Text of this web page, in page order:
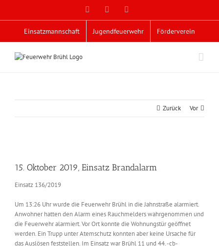
Facebook
Einsatzmannschaft Jugendfeuerwehr Förderverein
Zurück Vor
Bild
15. Oktober 2019, Einsatz Brandalarm
Einsatz 136/2019
Um 13:26 Uhr wurde die Feuerwehr Brühl in die Jahnstraße alarmiert.
Anwohner hatten den Alarm eines Rauchmelders wahrgenommen und
die Feuerwehr alarmiert. Vor Ort konnte die Wohnungstür geöffnet
werden. Ein Trupp unter Atemschutz konnten aber keine Ursache für
das Auslösen feststellen. Im Einsatz war Brühl 11 und 44. -cb-